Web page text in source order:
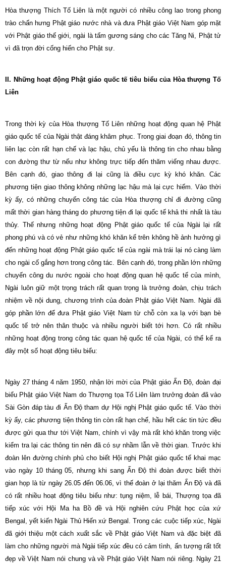
Hòa thượng Thích Tố Liên là một người có nhiều công lao trong phong
trào chấn hưng Phật giáo nước nhà và đưa Phật giáo Việt Nam góp mặt
với Phật giáo thế giới, ngài là tấm gương sáng cho các Tăng Ni, Phật tử
vì đã trọn đời cống hiến cho Phật sự.
II. Những hoạt động Phật giáo quốc tế tiêu biểu của Hòa thượng Tố
Liên
Trong thời kỳ của Hòa thượng Tố Liên những hoạt động quan hệ Phật
giáo quốc tế của Ngài thật đáng khâm phục. Trong giai đoạn đó, thông tin
liên lạc còn rất hạn chế và lạc hậu, chủ yếu là thông tin cho nhau bằng
con đường thư từ nếu như không trực tiếp đến thăm viếng nhau được.
Bên cạnh đó, giao thông đi lại cũng là điều cực kỳ khó khăn. Các
phương tiện giao thông không những lạc hậu mà lại cực hiếm. Vào thời
kỳ ấy, có những chuyến công tác của Hòa thượng chỉ đi đường cũng
mất thời gian hàng tháng do phương tiện đi lại quốc tế khả thi nhất là tàu
thủy. Thế nhưng những hoạt động Phật giáo quốc tế của Ngài lại rất
phong phú và có vẻ như những khó khăn kể trên không hề ảnh hưởng gì
đến những hoạt động Phật giáo quốc tế của ngài mà trái lại nó càng làm
cho ngài cố gắng hơn trong công tác. Bên cạnh đó, trong phần lớn những
chuyến công du nước ngoài cho hoạt động quan hệ quốc tế của mình,
Ngài luôn giữ một trọng trách rất quan trọng là trưởng đoàn, chịu trách
nhiệm về nội dung, chương trình của đoàn Phật giáo Việt Nam. Ngài đã
góp phần lớn để đưa Phật giáo Việt Nam từ chỗ còn xa lạ với bạn bè
quốc tế trở nên thân thuộc và nhiều người biết tới hơn. Có rất nhiều
những hoạt động trong công tác quan hệ quốc tế của Ngài, có thể kể ra
đây một số hoạt động tiêu biểu:
Ngày 27 tháng 4 năm 1950, nhận lời mời của Phật giáo Ấn Độ, đoàn đại
biểu Phật giáo Việt Nam do Thượng tọa Tố Liên làm trưởng đoàn đã vào
Sài Gòn đáp tàu đi Ấn Độ tham dự Hội nghị Phật giáo quốc tế. Vào thời
kỳ ấy, các phương tiện thông tin còn rất hạn chế, hầu hết các tin tức đều
được gửi qua thư tới Việt Nam, chính vì vậy mà rất khó khăn trong việc
kiểm tra lại các thông tin nên đã có sự nhầm lẫn về thời gian. Trước khi
đoàn lên đường chính phủ cho biết Hội nghị Phật giáo quốc tế khai mạc
vào ngày 10 tháng 05, nhưng khi sang Ấn Độ thì đoàn được biết thời
gian họp là từ ngày 26.05 đến 06.06, vì thế đoàn ở lại thăm Ấn Độ và đã
có rất nhiều hoạt động tiêu biểu như: tụng niệm, lễ bái, Thượng tọa đã
tiếp xúc với Hội Ma ha Bồ đề và Hội nghiên cứu Phật học của xứ
Bengal, yết kiến Ngài Thủ Hiến xứ Bengal. Trong các cuộc tiếp xúc, Ngài
đã giới thiệu một cách xuất sắc về Phật giáo Việt Nam và đặc biệt đã
làm cho những người mà Ngài tiếp xúc đều có cảm tình, ấn tượng rất tốt
đẹp về Việt Nam nói chung và về Phật giáo Việt Nam nói riêng. Ngày 21